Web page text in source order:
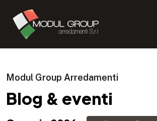
Modul Group Arredamenti
Blog & eventi